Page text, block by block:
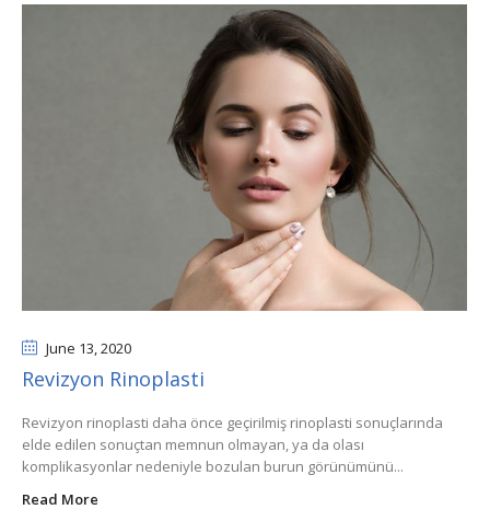
June 13, 2020
Revizyon Rinoplasti
Revizyon rinoplasti daha önce geçirilmiş rinoplasti sonuçlarında
elde edilen sonuçtan memnun olmayan, ya da olası
komplikasyonlar nedeniyle bozulan burun görünümünü...
Read More